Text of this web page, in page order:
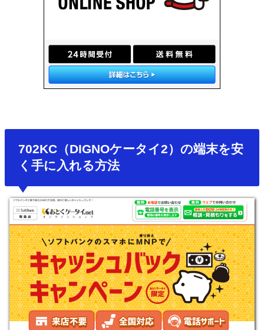
702KC（DIGNOケータイ2）の端末を安
く手に入れる方法